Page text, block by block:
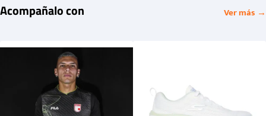
Acompañalo con Ver más →